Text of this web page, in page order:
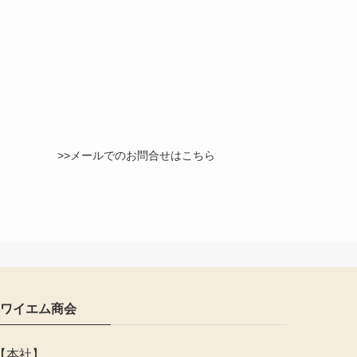
>>メールでのお問合せはこちら
ワイエム商会